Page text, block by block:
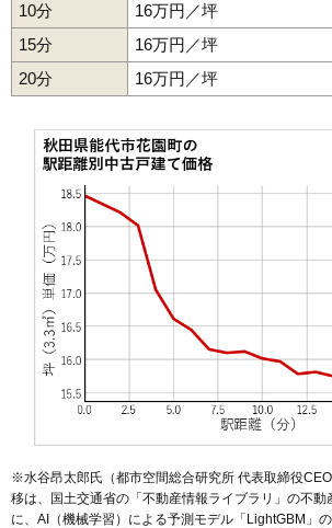
10分
16万円／坪
15分
16万円／坪
20分
16万円／坪
※水谷昂太郎氏（都市空間総合研究所 代表取締役
移は、国土交通省の「不動産情報ライブラリ 」の不
に、AI（機械学習）による予測モデル「LightGBM」